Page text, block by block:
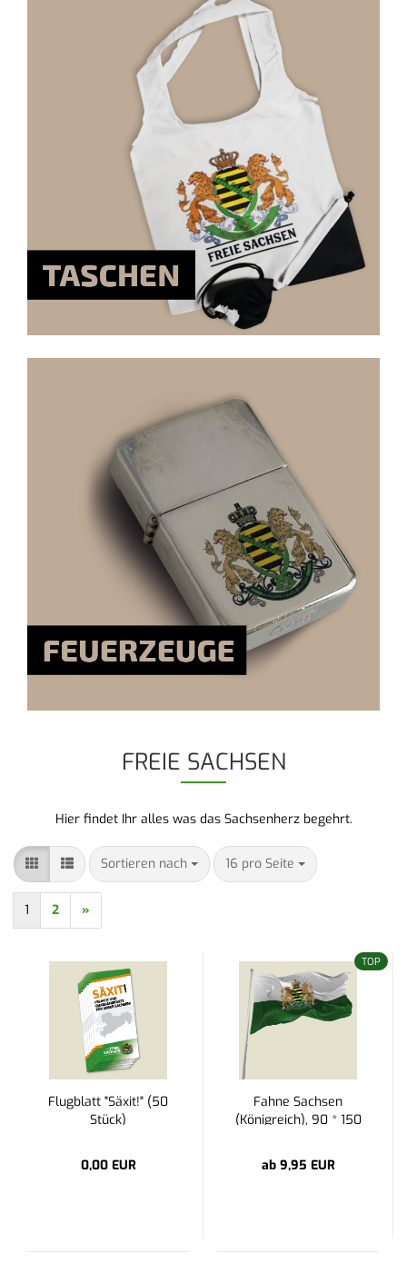
FREIE SACHSEN
Hier findet Ihr alles was das Sachsenherz begehrt.
Sortieren nach
Sortieren nach 16 pro Seite
pro Seite
1 2 »
Flugblatt "Säxit!" (50
Stück)
0,00 EUR
TOP
Fahne Sachsen
(Königreich), 90 * 150
ab 9,95 EUR